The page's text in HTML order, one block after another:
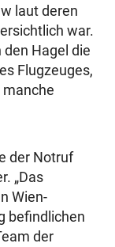
laut deren
war.
Hagel die
Flugzeuges,
manche
der Notruf
„Das
Wien-
befindlichen
der